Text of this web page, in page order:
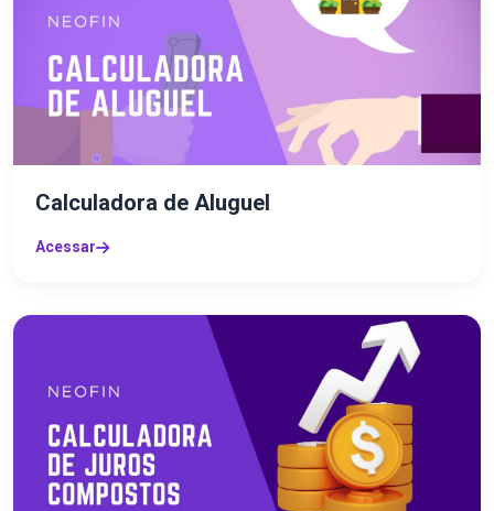
Calculadora de Aluguel
Acessar